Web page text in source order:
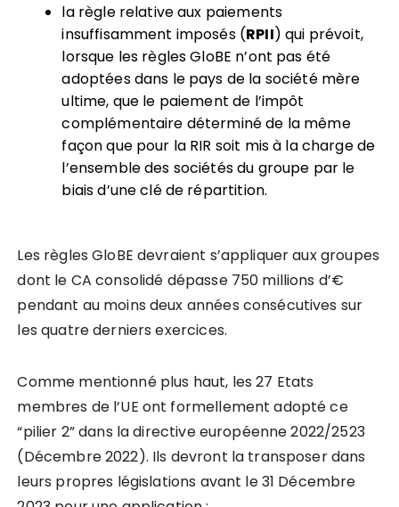
la règle relative aux paiements
insuffisamment imposés (RPII) qui prévoit,
lorsque les règles GloBE n’ont pas été
adoptées dans le pays de la société mère
ultime, que le paiement de l’impôt
complémentaire déterminé de la même
façon que pour la RIR soit mis à la charge de
l’ensemble des sociétés du groupe par le
biais d’une clé de répartition.
Les règles GloBE devraient s’appliquer aux groupes
dont le CA consolidé dépasse 750 millions d’€
pendant au moins deux années consécutives sur
les quatre derniers exercices.
Comme mentionné plus haut, les 27 Etats
membres de l’UE ont formellement adopté ce
“pilier 2” dans la directive européenne 2022/2523
(Décembre 2022). Ils devront la transposer dans
leurs propres législations avant le 31 Décembre